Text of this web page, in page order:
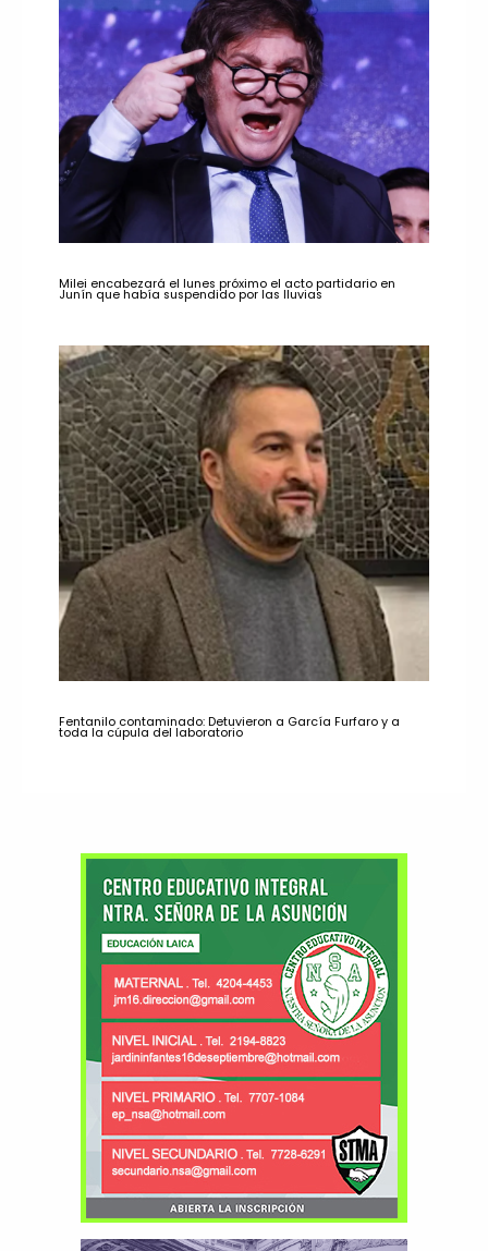
Milei encabezará el lunes próximo el acto partidario en
Junín que había suspendido por las lluvias
Fentanilo contaminado: Detuvieron a García Furfaro y a
toda la cúpula del laboratorio